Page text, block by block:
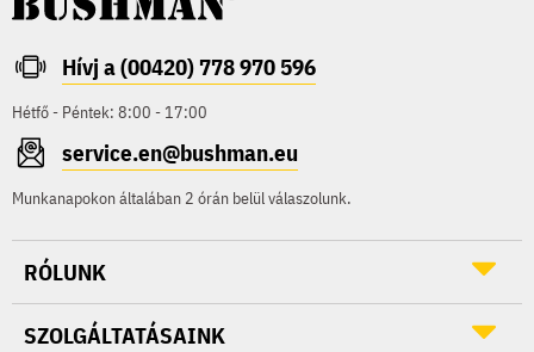
Hívj a (00420) 778 970 596
Hétfő - Péntek: 8:00 - 17:00
service.en@bushman.eu
Munkanapokon általában 2 órán belül válaszolunk.
RÓLUNK
SZOLGÁLTATÁSAINK